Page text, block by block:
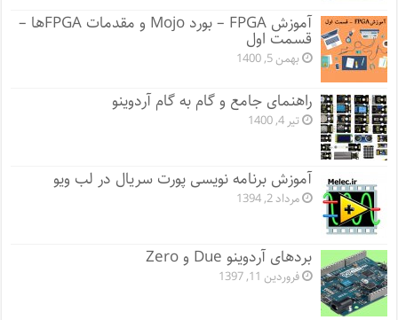
آموزش FPGA – بورد Mojo و مقدمات FPGA‌ها –
قسمت اول
بهمن 5, 1400
راهنمای جامع و گام به گام آردوینو
تیر 4, 1400
آموزش برنامه نویسی پورت سریال در لب ویو
مرداد 2, 1394
بردهای آردوینو Due و Zero
فروردین 11, 1397